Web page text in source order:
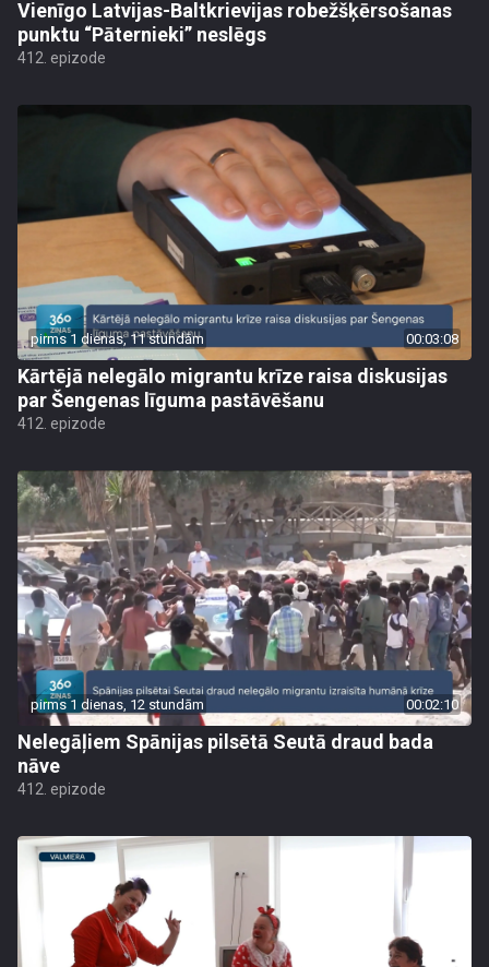
Vienīgo Latvijas-Baltkrievijas robežšķērsošanas
punktu “Pāternieki” neslēgs
412. epizode
pirms 1 dienas, 11 stundām 00:03:08
Kārtējā nelegālo migrantu krīze raisa diskusijas
par Šengenas līguma pastāvēšanu
412. epizode
pirms 1 dienas, 12 stundām 00:02:10
Nelegāļiem Spānijas pilsētā Seutā draud bada
nāve
412. epizode